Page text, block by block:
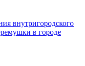
внутригородского
в городе